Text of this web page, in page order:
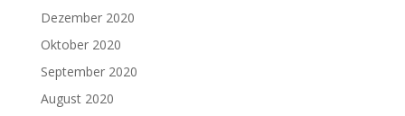
Dezember 2020
Oktober 2020
September 2020
August 2020